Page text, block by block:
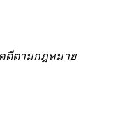
คดีตามกฎหมาย